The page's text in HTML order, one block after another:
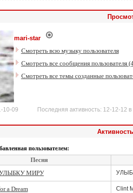
mari-star
Смотреть всю музыку пользователя
Смотреть все сообщения пользователя
Смотреть все темы созданные
10-09 Последняя активность: 12-12-12 в
пользователем:
Песня
МИРУ
a Dream Clint